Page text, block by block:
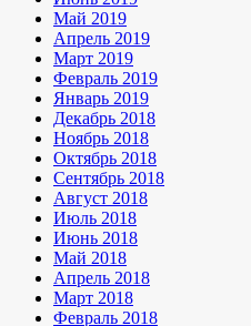
Май 2019
Апрель 2019
Март 2019
Февраль 2019
Январь 2019
Декабрь 2018
Ноябрь 2018
Октябрь 2018
Сентябрь 2018
Август 2018
Июль 2018
Июнь 2018
Май 2018
Апрель 2018
Март 2018
Февраль 2018